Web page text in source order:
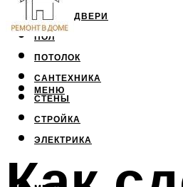
ОКНА И ДВЕРИ
ПОЛ
ПОТОЛОК
САНТЕХНИКА
СТЕНЫ
СТРОЙКА
ЭЛЕКТРИКА
МЕНЮ